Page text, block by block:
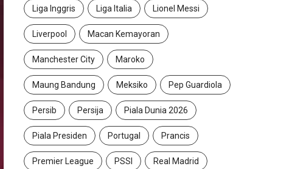
Liga Inggris Liga Italia Lionel Messi
Liverpool Macan Kemayoran
Manchester City Maroko
Maung Bandung Meksiko Pep Guardiola
Persib Persija Piala Dunia 2026
Piala Presiden Portugal Prancis
Premier League PSSI Real Madrid